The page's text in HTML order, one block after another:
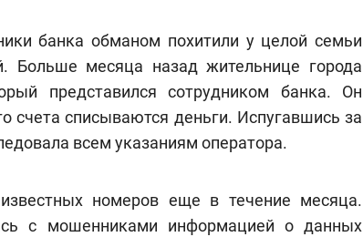
банка обманом похитили у целой семьи
Больше месяца назад жительнице города
представился сотрудником банка. Он
счета списываются деньги. Испугавшись за
всем указаниям оператора.
номеров еще в течение месяца.
с мошенниками информацией о данных